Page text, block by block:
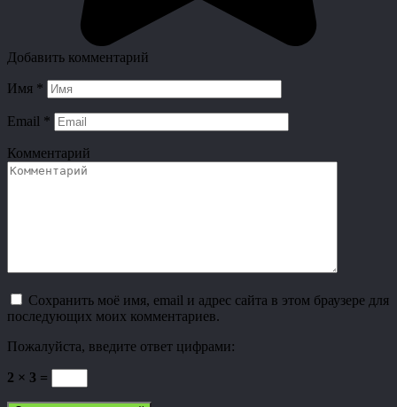
Добавить комментарий
Имя *
Email *
Комментарий
Сохранить моё имя, email и адрес сайта в этом браузере для
последующих моих комментариев.
Пожалуйста, введите ответ цифрами:
2 × 3 =